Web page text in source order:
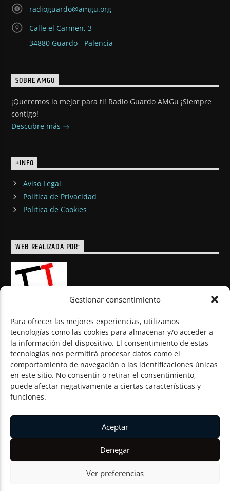
Gestionar consentimiento
Para ofrecer las mejores experiencias, utilizamos
tecnologías como las cookies para almacenar y/o acceder a
la información del dispositivo. El consentimiento de estas
tecnologías nos permitirá procesar datos como el
comportamiento de navegación o las identificaciones únicas
en este sitio. No consentir o retirar el consentimiento,
puede afectar negativamente a ciertas características y
funciones.
Aceptar
Denegar
Ver preferencias
radioguardo@amgu.org
Calle el Carmen, 3
34880 Guardo - Palencia
SOBRE AMGU
¡Queremos lo mejor para ti! Radio Guardo AMGu ¡Siempre
contigo!
Descubre más
+INFO
Aviso Legal
Politica de Privacidad
Politica de Cookies
WEB REALIZADA POR:
© Todos los derechos reservados